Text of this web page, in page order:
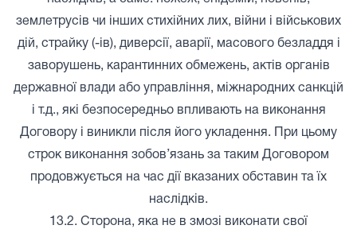
землетрусів чи інших стихійних лих, війни і військових
дій, страйку (-ів), диверсії, аварії, масового безладдя і
заворушень, карантинних обмежень, актів органів
державної влади або управління, міжнародних санкцій
і т.д., які безпосередньо впливають на виконання
Договору і виникли після його укладення. При цьому
строк виконання зобов’язань за таким Договором
продовжується на час дії вказаних обставин та їх
наслідків.
13.2. Сторона, яка не в змозі виконати свої